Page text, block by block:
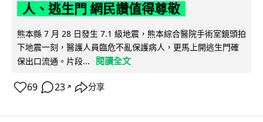
人、逃生門 網民讚值得尊敬
熊本縣 7 月 28 日發生 7.1 級地震，熊本綜合醫院手術室鏡頭拍
下地震一刻，醫護人員臨危不亂保護病人，更馬上開逃生門確
保出口流通。片段...
閱讀全文
69 23 ↗ 分享